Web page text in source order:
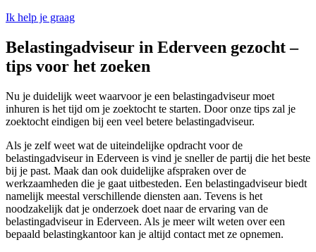
Ik help je graag
Belastingadviseur in Ederveen gezocht –
tips voor het zoeken
Nu je duidelijk weet waarvoor je een belastingadviseur moet
inhuren is het tijd om je zoektocht te starten. Door onze tips zal je
zoektocht eindigen bij een veel betere belastingadviseur.
Als je zelf weet wat de uiteindelijke opdracht voor de
belastingadviseur in Ederveen is vind je sneller de partij die het beste
bij je past. Maak dan ook duidelijke afspraken over de
werkzaamheden die je gaat uitbesteden. Een belastingadviseur biedt
namelijk meestal verschillende diensten aan. Tevens is het
noodzakelijk dat je onderzoek doet naar de ervaring van de
belastingadviseur in Ederveen. Als je meer wilt weten over een
bepaald belastingkantoor kan je altijd contact met ze opnemen.